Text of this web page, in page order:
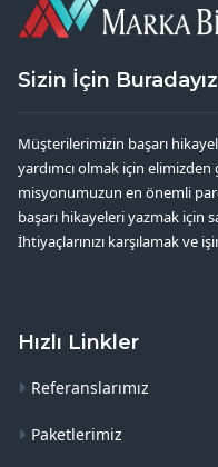
Sizin İçin Buradayız
Müşterilerimizin başarı
yardımcı olmak için
misyonumuzun en önemli
başarı hikayeleri yazmak için
İhtiyaçlarınızı karşılamak ve
Hızlı Linkler
Referanslarımız
Paketlerimiz